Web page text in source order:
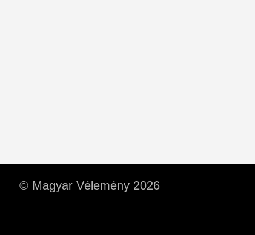
© Magyar Vélemény 2026